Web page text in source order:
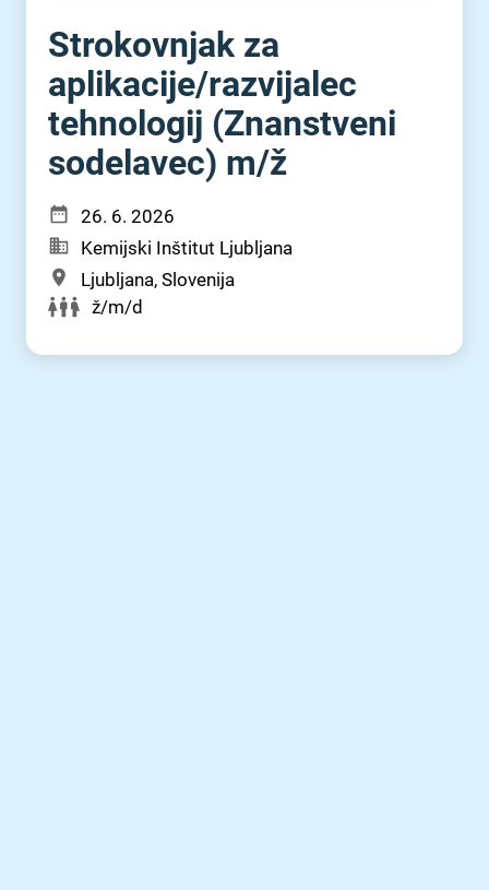
Strokovnjak za
aplikacije⁠/⁠razvijalec
tehnologij (Znanstveni
sodelavec) m⁠/⁠ž
26. 6. 2026
Kemijski Inštitut Ljubljana
Ljubljana, Slovenija
ž/m/d